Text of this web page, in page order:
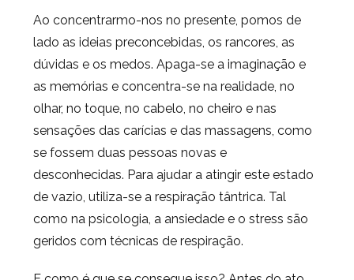
Ao concentrarmo-nos no presente, pomos de
lado as ideias preconcebidas, os rancores, as
dúvidas e os medos. Apaga-se a imaginação e
as memórias e concentra-se na realidade, no
olhar, no toque, no cabelo, no cheiro e nas
sensações das carícias e das massagens, como
se fossem duas pessoas novas e
desconhecidas. Para ajudar a atingir este estado
de vazio, utiliza-se a respiração tântrica. Tal
como na psicologia, a ansiedade e o stress são
geridos com técnicas de respiração.